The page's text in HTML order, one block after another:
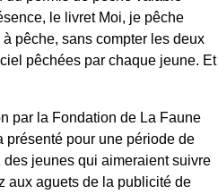
le livret Moi, je pêche
pêche, sans compter les deux
pêchées par chaque jeune. Et
par la Fondation de La Faune
présenté pour une période de
jeunes qui aimeraient suivre
aux aguets de la publicité de